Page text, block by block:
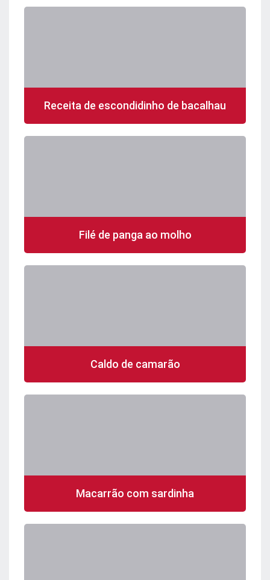
Receita de escondidinho de bacalhau
Filé de panga ao molho
Caldo de camarão
Macarrão com sardinha